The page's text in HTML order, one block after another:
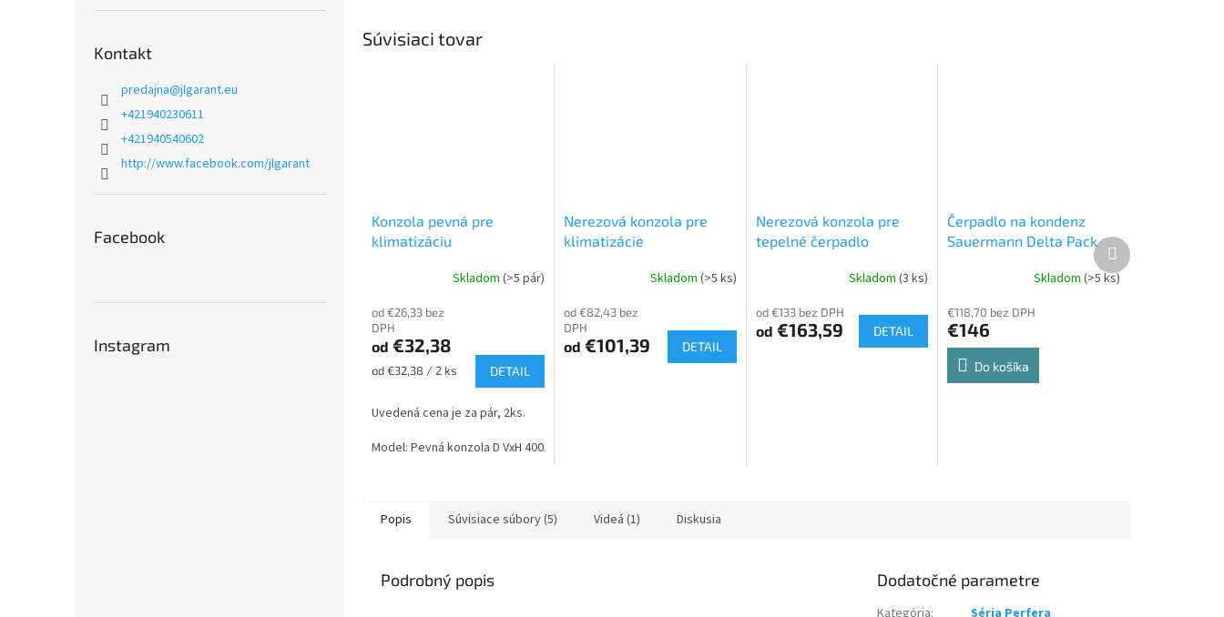
Kontakt
predajna@jlgarant.eu
+421940230611
+421940540602
http://www.facebook.com/jlgarant
Facebook
Instagram
Súvisiaci tovar
Konzola pevná pre
klimatizáciu
Skladom (>5 pár)
od €26,33 bez
DPH
od €32,38
Jednotková
od €32,38 / 2 ks DETAIL
Uvedená cena je za pár, 2ks.
Model: Pevná konzola D VxH 400x650 max. 70kg/noha
Nerezová konzola pre
klimatizácie
Skladom (>5 ks)
od €82,43 bez
DPH
od €101,39 DETAIL
Nerezová konzola pre
tepelné čerpadlo
Skladom(3 ks)
od €133 bez DPH
od €163,59 DETAIL
Čerpadlo na kondenz
Sauermann Delta Pack
Skladom (>5 ks)
€118,70 bez DPH
€146
Do košíka
Ďalší
produkt
Popis Súvisiace súbory (5) Videá (1) Diskusia
Podrobný popis Dodatočné parametre